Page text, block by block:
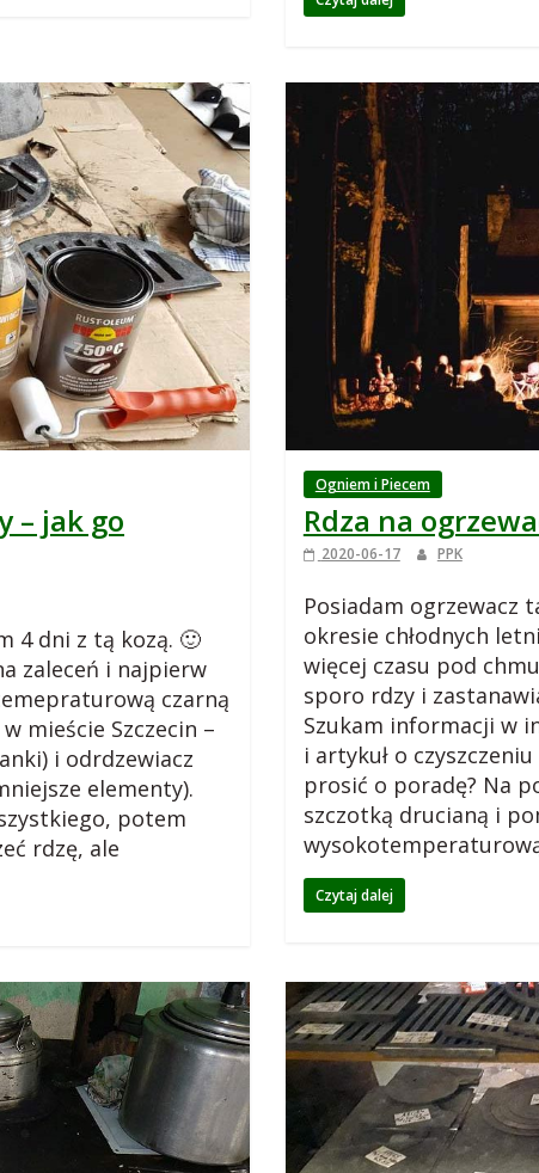
– jak go
4 dni z tą kozą. 🙂
zaleceń i najpierw
czarną
mieście Szczecin –
i odrdzewiacz
elementy).
potem
rdzę, ale
Ogniem i Piecem
Rdza na
2020-06-17 PPK
Posiadam ogrzewacz
okresie chłodnych
więcej czasu pod
sporo rdzy i
Szukam informacji w
i artykuł o
prosić o poradę? Na
szczotką drucianą i
Czytaj dalej